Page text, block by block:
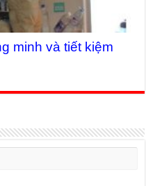
minh và tiết kiệm